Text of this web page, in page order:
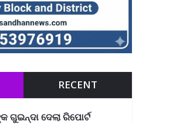
RECENT
ଗୁଇନ୍ଦା ଦେଲା ରିପୋର୍ଟ